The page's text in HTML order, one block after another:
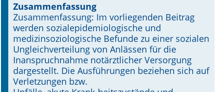
Supplements
Supplements OrphanAnesthesia
Online First
A&I English
Zusammenfassung
Zusammenfassung: Im vorliegenden Beitrag
werden sozialepidemiologische und
medizinsoziologische Befunde zu einer sozialen
Ungleichverteilung von Anlässen für die
Inanspruchnahme notärztlicher Versorgung
dargestellt. Die Ausführungen beziehen sich auf
Verletzungen bzw.